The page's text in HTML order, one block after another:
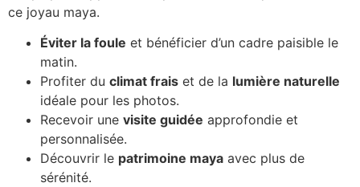
ce joyau maya.
Éviter la foule et bénéficier d’un cadre paisible le
matin.
Profiter du climat frais et de la lumière naturelle
idéale pour les photos.
Recevoir une visite guidée approfondie et
personnalisée.
Découvrir le patrimoine maya avec plus de
sérénité.